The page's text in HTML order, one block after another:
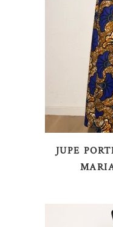
JUPE